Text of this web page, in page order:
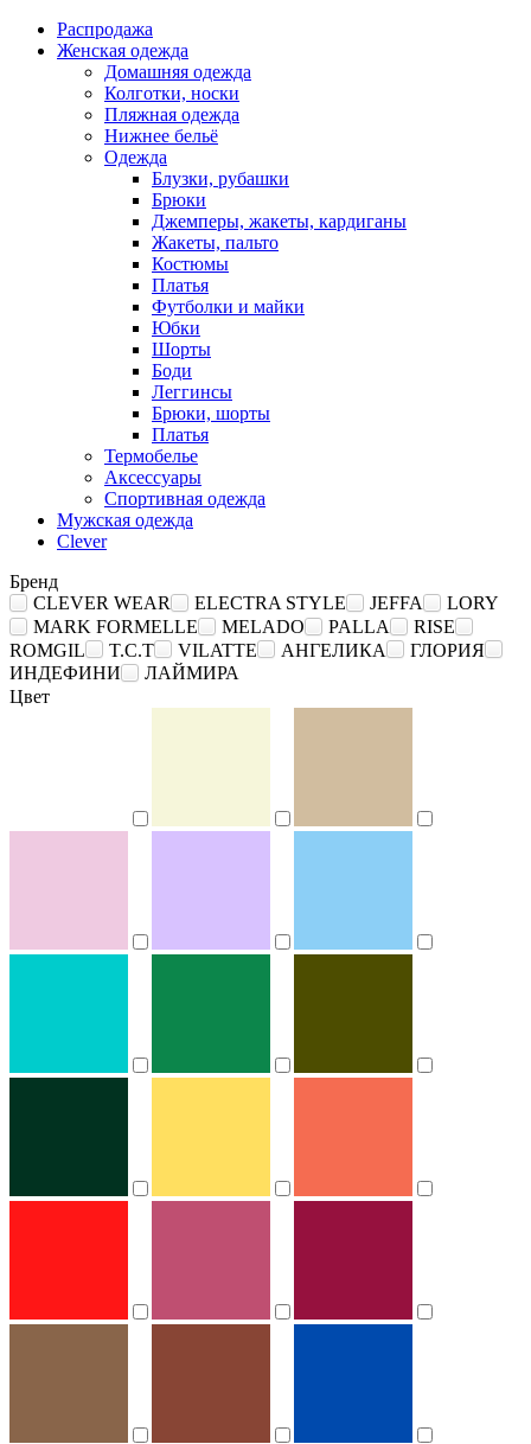
Распродажа
Женская одежда
Домашняя одежда
Колготки, носки
Пляжная одежда
Нижнее бельё
Одежда
Блузки, рубашки
Брюки
Джемперы, жакеты, кардиганы
Жакеты, пальто
Костюмы
Платья
Футболки и майки
Юбки
Шорты
Боди
Леггинсы
Брюки, шорты
Платья
Термобелье
Аксессуары
Спортивная одежда
Мужская одежда
Clever
Бренд
CLEVER WEAR
ELECTRA STYLE JEFFA
LORY
MARK FORMELLE
MELADO PALLA
RISE
ROMGIL
T.C.T VILATTE АНГЕЛИКА
ГЛОРИЯ
ИНДЕФИНИ
ЛАЙМИРА
Цвет